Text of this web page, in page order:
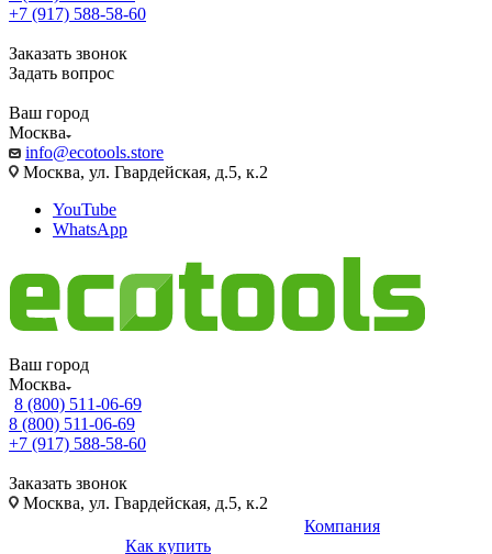
+7 (917) 588-58-60
Заказать звонок
Задать вопрос
Ваш город
Москва
info@ecotools.store
Москва, ул. Гвардейская, д.5, к.2
YouTube
WhatsApp
Ваш город
Москва
8 (800) 511-06-69
8 (800) 511-06-69
+7 (917) 588-58-60
Заказать звонок
Москва, ул. Гвардейская, д.5, к.2
Как купить
Компания